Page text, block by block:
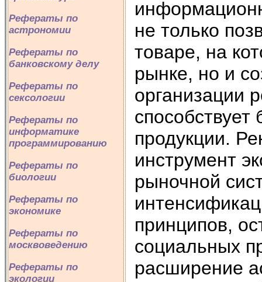
Рефераты по
астрономии
Рефераты по
банковскому делу
Рефераты по
сексологии
Рефераты по
информатике
программированию
Рефераты по
биологии
Рефераты по
экономике
Рефераты по
москвоведению
Рефераты по
экологии
не только
товаре, на
рынке, но и
организации
продукции.
инструмент
рыночной
принципов,
социальных
расширение